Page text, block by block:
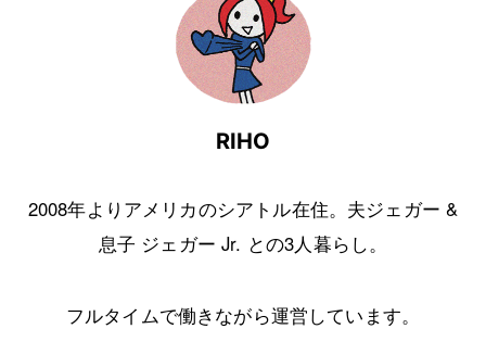
RIHO
2008年よりアメリカのシアトル在住。夫ジェガー &
息子 ジェガー Jr. との3人暮らし。
フルタイムで働きながら運営しています。